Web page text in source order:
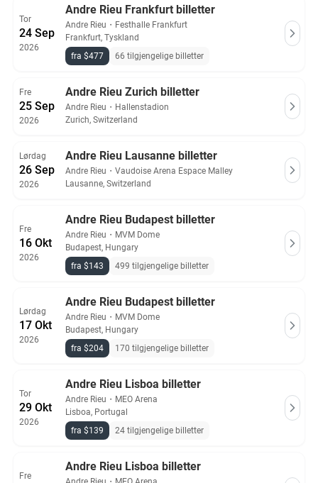
Tor
24 Sep
2026
Andre Rieu Frankfurt billetter
Andre Rieu ・ Festhalle Frankfurt
Frankfurt, Tyskland
fra $477
66 tilgjengelige billetter
Fre
25 Sep
2026
Andre Rieu Zurich billetter
Andre Rieu ・ Hallenstadion
Zurich, Switzerland
Lørdag
26 Sep
2026
Andre Rieu Lausanne billetter
Andre Rieu ・ Vaudoise Arena Espace Malley
Lausanne, Switzerland
Fre
16 Okt
2026
Andre Rieu Budapest billetter
Andre Rieu ・ MVM Dome
Budapest, Hungary
fra $143
499 tilgjengelige billetter
Lørdag
17 Okt
2026
Andre Rieu Budapest billetter
Andre Rieu ・ MVM Dome
Budapest, Hungary
fra $204
170 tilgjengelige billetter
Tor
29 Okt
2026
Andre Rieu Lisboa billetter
Andre Rieu ・ MEO Arena
Lisboa, Portugal
fra $139
24 tilgjengelige billetter
Fre
Andre Rieu Lisboa billetter